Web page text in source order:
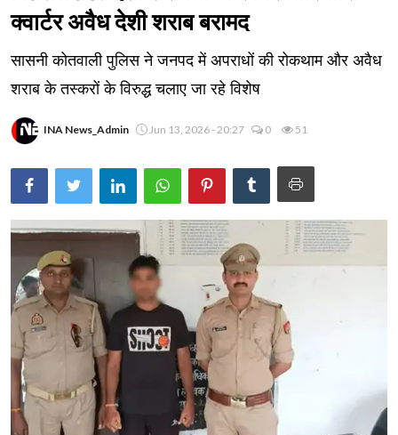
क्वार्टर अवैध देशी शराब बरामद
सासनी कोतवाली पुलिस ने जनपद में अपराधों की रोकथाम और अवैध
शराब के तस्करों के विरुद्ध चलाए जा रहे विशेष
INA News_Admin Jun 13, 2026 - 20:27 0 51